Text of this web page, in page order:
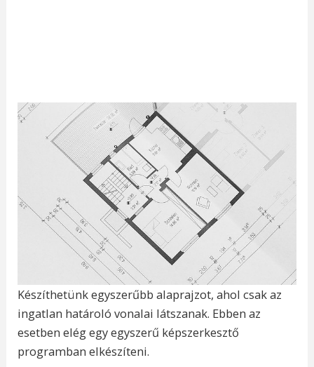
Készíthetünk egyszerűbb alaprajzot, ahol csak az
ingatlan határoló vonalai látszanak. Ebben az
esetben elég egy egyszerű képszerkesztő
programban elkészíteni.